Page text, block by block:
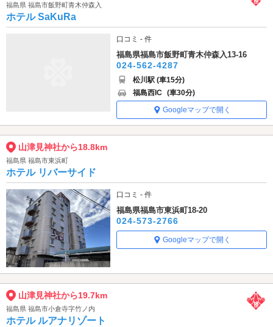
福島県 福島市飯野町青木仲森入
ホテル SaKuRa
口コミ - 件
福島県福島市飯野町青木仲森入13-16
024-562-4287
松川駅 (車15分)
福島西IC (車30分)
Googleマップで開く
山津見神社から18.8km
福島県 福島市東浜町
ホテル リバーサイド
口コミ - 件
福島県福島市東浜町18-20
024-573-2766
Googleマップで開く
山津見神社から19.7km
福島県 福島市小倉寺字竹ノ内
ホテル ルアナリゾート